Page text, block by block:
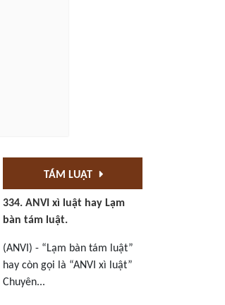
TÁM LUẬT
334. ANVI xì luật hay Lạm
bàn tám luật.
(ANVI) - “Lạm bàn tám luật”
hay còn gọi là “ANVI xì luật”
Chuyên...